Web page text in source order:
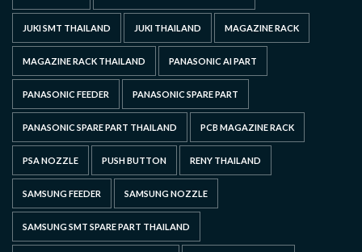
JUKI SMT THAILAND JUKI THAILAND MAGAZINE RACK
MAGAZINE RACK THAILAND PANASONIC AI PART
PANASONIC FEEDER PANASONIC SPARE PART
PANASONIC SPARE PART THAILAND PCB MAGAZINE RACK
PSA NOZZLE PUSH BUTTON RENY THAILAND
SAMSUNG FEEDER SAMSUNG NOZZLE
SAMSUNG SMT SPARE PART THAILAND